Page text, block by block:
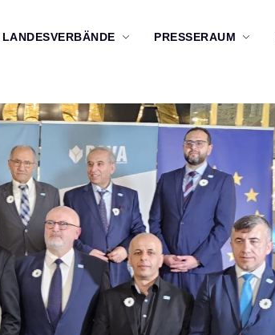
LANDESVERBÄNDE PRESSERAUM